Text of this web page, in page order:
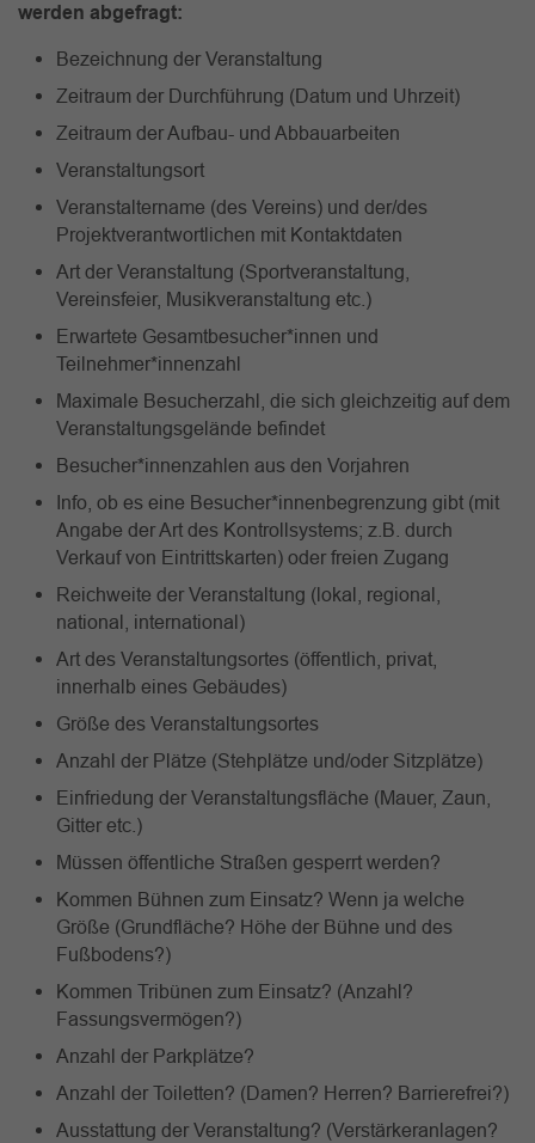
werden abgefragt:
Bezeichnung der Veranstaltung
Zeitraum der Durchführung (Datum und Uhrzeit)
Zeitraum der Aufbau- und Abbauarbeiten
Veranstaltungsort
Veranstaltername (des Vereins) und der/des
Projektverantwortlichen mit Kontaktdaten
Art der Veranstaltung (Sportveranstaltung,
Vereinsfeier, Musikveranstaltung etc.)
Erwartete Gesamtbesucher*innen und
Teilnehmer*innenzahl
Maximale Besucherzahl, die sich gleichzeitig auf dem
Veranstaltungsgelände befindet
Besucher*innenzahlen aus den Vorjahren
Info, ob es eine Besucher*innenbegrenzung gibt (mit
Angabe der Art des Kontrollsystems; z.B. durch
Verkauf von Eintrittskarten) oder freien Zugang
Reichweite der Veranstaltung (lokal, regional,
national, international)
Art des Veranstaltungsortes (öffentlich, privat,
innerhalb eines Gebäudes)
Größe des Veranstaltungsortes
Anzahl der Plätze (Stehplätze und/oder Sitzplätze)
Einfriedung der Veranstaltungsfläche (Mauer, Zaun,
Gitter etc.)
Müssen öffentliche Straßen gesperrt werden?
Kommen Bühnen zum Einsatz? Wenn ja welche
Größe (Grundfläche? Höhe der Bühne und des
Fußbodens?)
Kommen Tribünen zum Einsatz? (Anzahl?
Fassungsvermögen?)
Anzahl der Parkplätze?
Anzahl der Toiletten? (Damen? Herren? Barrierefrei?)
Ausstattung der Veranstaltung? (Verstärkeranlagen?